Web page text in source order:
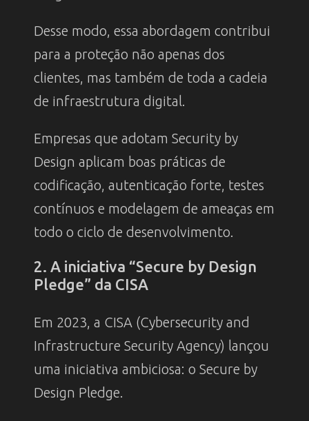
Desse modo, essa abordagem contribui
para a proteção não apenas dos
clientes, mas também de toda a cadeia
de infraestrutura digital.
Empresas que adotam Security by
Design aplicam boas práticas de
codificação, autenticação forte, testes
contínuos e modelagem de ameaças em
todo o ciclo de desenvolvimento.
2. A iniciativa “Secure by Design
Pledge” da CISA
Em 2023, a CISA (Cybersecurity and
Infrastructure Security Agency) lançou
uma iniciativa ambiciosa: o Secure by
Design Pledge.